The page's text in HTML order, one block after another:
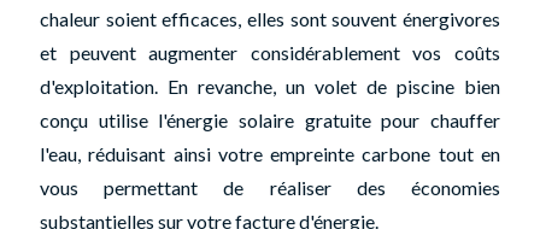
chaleur soient efficaces, elles sont souvent énergivores
et peuvent augmenter considérablement vos coûts
d'exploitation. En revanche, un volet de piscine bien
conçu utilise l'énergie solaire gratuite pour chauffer
l'eau, réduisant ainsi votre empreinte carbone tout en
vous permettant de réaliser des économies
substantielles sur votre facture d'énergie.